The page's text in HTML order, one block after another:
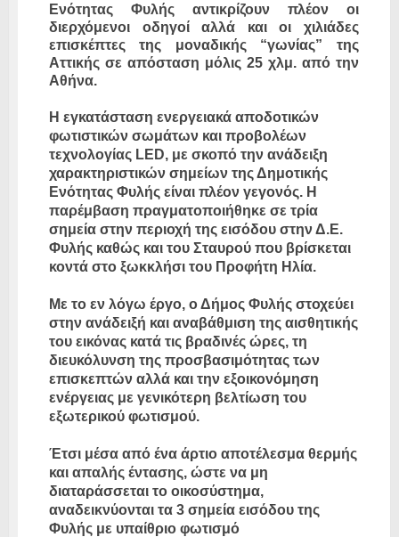
Ενότητας Φυλής αντικρίζουν πλέον οι
διερχόμενοι οδηγοί αλλά και οι χιλιάδες
επισκέπτες της μοναδικής “γωνίας” της
Αττικής σε απόσταση μόλις 25 χλμ. από την
Αθήνα.
Η εγκατάσταση ενεργειακά αποδοτικών
φωτιστικών σωμάτων και προβολέων
τεχνολογίας LED, με σκοπό την ανάδειξη
χαρακτηριστικών σημείων της Δημοτικής
Ενότητας Φυλής είναι πλέον γεγονός. Η
παρέμβαση πραγματοποιήθηκε σε τρία
σημεία στην περιοχή της εισόδου στην Δ.Ε.
Φυλής καθώς και του Σταυρού που βρίσκεται
κοντά στο ξωκκλήσι του Προφήτη Ηλία.
Με το εν λόγω έργο, ο Δήμος Φυλής στοχεύει
στην ανάδειξή και αναβάθμιση της αισθητικής
του εικόνας κατά τις βραδινές ώρες, τη
διευκόλυνση της προσβασιμότητας των
επισκεπτών αλλά και την εξοικονόμηση
ενέργειας με γενικότερη βελτίωση του
εξωτερικού φωτισμού.
Έτσι μέσα από ένα άρτιο αποτέλεσμα θερμής
και απαλής έντασης, ώστε να μη
διαταράσσεται το οικοσύστημα,
αναδεικνύονται τα 3 σημεία εισόδου της
Φυλής με υπαίθριο φωτισμό